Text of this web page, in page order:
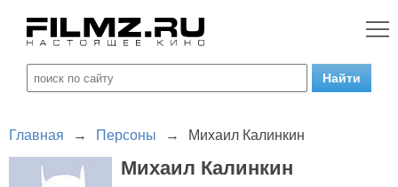
Главная → Персоны → Михаил Калинкин
Михаил Калинкин